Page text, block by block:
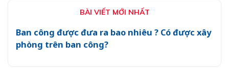
BÀI VIẾT MỚI NHẤT
Ban công được đưa ra bao nhiêu ? Có được xây
phòng trên ban công?